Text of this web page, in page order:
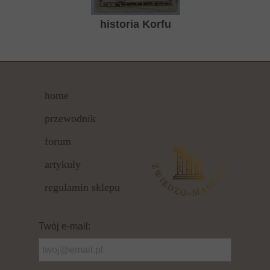
Twój e-mail:
home
przewodnik
forum
artykuły
regulamin sklepu
historia Korfu